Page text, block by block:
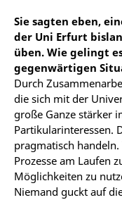
Sie sagten eben,
der Uni Erfurt
üben. Wie gelingt
gegenwärtigen
Durch
die sich mit der
große Ganze stärker
Partikularinteressen.
pragmatisch
Prozesse am Laufen
Möglichkeiten zu
Niemand guckt auf